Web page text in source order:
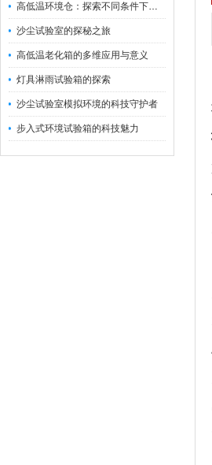
高低温环境仓：探索不同条件下的科学奥秘
沙尘试验室的探秘之旅
高低温老化箱的多维应用与意义
灯具淋雨试验箱的探索
沙尘试验室模拟环境的科技守护者
步入式环境试验箱的科技魅力